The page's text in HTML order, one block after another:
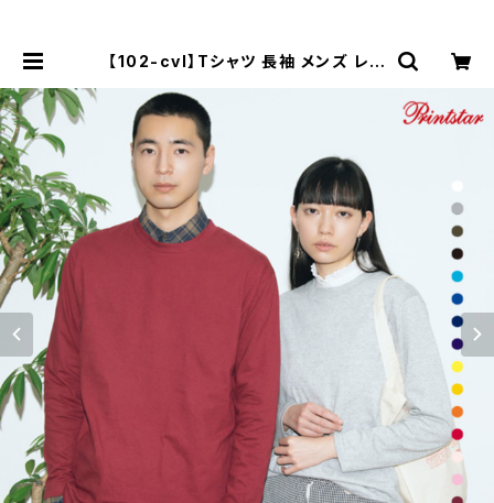
【102-cvl】Tシャツ 長袖 メンズ レデ
プラ 使いまわし コーデ ヘビーウェイ
ト 長袖Tシャツ 服 5.6オンス | Tシャ
ツ通販 mi-215.